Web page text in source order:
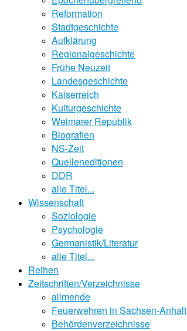
Reformation
Stadtgeschichte
Aufklärung
Regionalgeschichte
Frühe Neuzeit
Landesgeschichte
Kaiserreich
Kulturgeschichte
Weimarer Republik
Biografien
NS-Zeit
Quelleneditionen
DDR
alle Titel...
Wissenschaft
Soziologie
Psychologie
Germanistik/Literatur
alle Titel...
Reihen
Zeitschriften/Verzeichnisse
allmende
Feuerwehren in Sachsen-Anhalt
Behördenverzeichnisse